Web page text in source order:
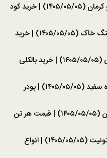
قیمت لئوناردیت فله شاهرود و یزد و کرمان (۱۴۰۵/۰۵/۰۵) | خرید کود
قیمت کائولن کلوخه زنوز و فروش سنگ خاک (۱۴۰۵/۰۵/۰۵) | خرید
قیمت بالکلی و خاک بالکلی آلومینایی (۱۴۰۵/۰۵/۰۵) | خرید بالکلی
قیمت هر تن کربنات کلسیم میکرونیزه سفید (۱۴۰۵/۰۵/۰۵) | پودر
قیمت پرلیت فله قیمت پرلیت اصفهان (۱۴۰۵/۰۵/۰۵) | قیمت هر تن
قیمت بنتونیت گرانول، پودر سنگ بنتونیت (۱۴۰۵/۰۵/۰۵) | انواع